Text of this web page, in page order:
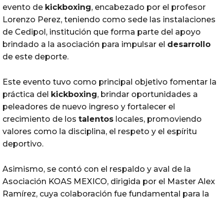
evento de kickboxing, encabezado por el profesor
Lorenzo Perez, teniendo como sede las instalaciones
de Cedipol, institución que forma parte del apoyo
brindado a la asociación para impulsar el desarrollo
de este deporte.
Este evento tuvo como principal objetivo fomentar la
práctica del kickboxing, brindar oportunidades a
peleadores de nuevo ingreso y fortalecer el
crecimiento de los talentos locales, promoviendo
valores como la disciplina, el respeto y el espíritu
deportivo.
Asimismo, se contó con el respaldo y aval de la
Asociación KOAS MEXICO, dirigida por el Master Alex
Ramírez, cuya colaboración fue fundamental para la